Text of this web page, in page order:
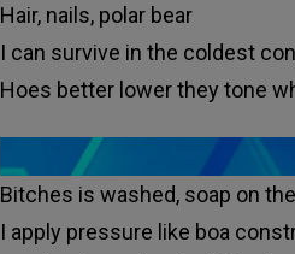
Hair, nails, polar bear
I can survive in the coldest
Hoes better lower they tone
Bitches is washed, soap on
I apply pressure like boa